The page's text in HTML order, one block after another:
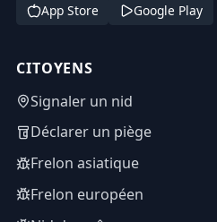
App Store Google Play
CITOYENS
Signaler un nid
Déclarer un piège
Frelon asiatique
Frelon européen